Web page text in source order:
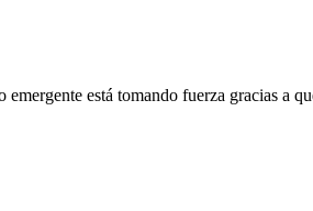
está tomando fuerza gracias a